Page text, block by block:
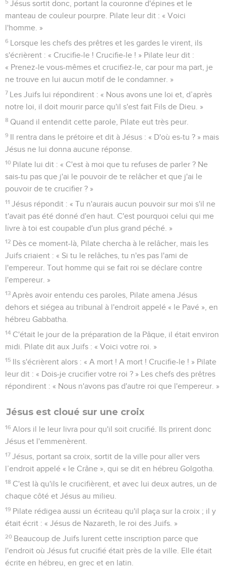
5 Jésus sortit donc, portant la couronne d'épines et le
manteau de couleur pourpre. Pilate leur dit : « Voici
l'homme. »
6 Lorsque les chefs des prêtres et les gardes le virent, ils
s'écrièrent : « Crucifie-le ! Crucifie-le ! » Pilate leur dit :
« Prenez-le vous-mêmes et crucifiez-le, car pour ma part, je
ne trouve en lui aucun motif de le condamner. »
7 Les Juifs lui répondirent : « Nous avons une loi et, d’après
notre loi, il doit mourir parce qu'il s'est fait Fils de Dieu. »
8 Quand il entendit cette parole, Pilate eut très peur.
9 Il rentra dans le prétoire et dit à Jésus : « D'où es-tu ? » mais
Jésus ne lui donna aucune réponse.
10 Pilate lui dit : « C'est à moi que tu refuses de parler ? Ne
sais-tu pas que j'ai le pouvoir de te relâcher et que j'ai le
pouvoir de te crucifier ? »
11 Jésus répondit : « Tu n'aurais aucun pouvoir sur moi s'il ne
t'avait pas été donné d'en haut. C'est pourquoi celui qui me
livre à toi est coupable d'un plus grand péché. »
12 Dès ce moment-là, Pilate chercha à le relâcher, mais les
Juifs criaient : « Si tu le relâches, tu n'es pas l'ami de
l'empereur. Tout homme qui se fait roi se déclare contre
l'empereur. »
13 Après avoir entendu ces paroles, Pilate amena Jésus
dehors et siégea au tribunal à l'endroit appelé « le Pavé », en
hébreu Gabbatha.
14 C'était le jour de la préparation de la Pâque, il était environ
midi. Pilate dit aux Juifs : « Voici votre roi. »
15 Ils s'écrièrent alors : « A mort ! A mort ! Crucifie-le ! » Pilate
leur dit : « Dois-je crucifier votre roi ? » Les chefs des prêtres
répondirent : « Nous n'avons pas d'autre roi que l'empereur. »
Jésus est cloué sur une croix
16 Alors il le leur livra pour qu'il soit crucifié. Ils prirent donc
Jésus et l'emmenèrent.
17 Jésus, portant sa croix, sortit de la ville pour aller vers
l’endroit appelé « le Crâne », qui se dit en hébreu Golgotha.
18 C'est là qu'ils le crucifièrent, et avec lui deux autres, un de
chaque côté et Jésus au milieu.
19 Pilate rédigea aussi un écriteau qu'il plaça sur la croix ; il y
était écrit : « Jésus de Nazareth, le roi des Juifs. »
20 Beaucoup de Juifs lurent cette inscription parce que
l'endroit où Jésus fut crucifié était près de la ville. Elle était
écrite en hébreu, en grec et en latin.